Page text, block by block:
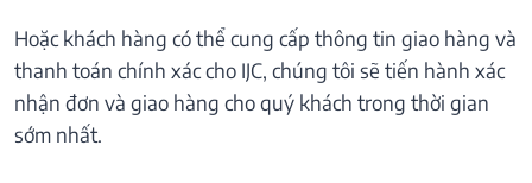
Hoặc khách hàng có thể cung cấp thông tin giao hàng và
thanh toán chính xác cho IJC, chúng tôi sẽ tiến hành xác
nhận đơn và giao hàng cho quý khách trong thời gian
sớm nhất.